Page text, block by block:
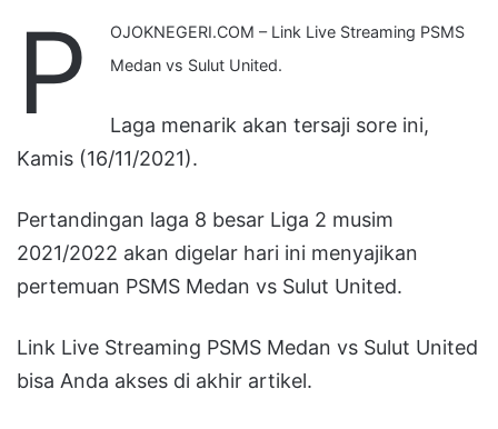
P OJOKNEGERI.COM –Link Live Streaming PSMS
Medan vs Sulut United.
Laga menarik akan tersaji sore ini,
Kamis (16/11/2021).
Pertandingan laga 8 besar Liga 2 musim
2021/2022 akan digelar hari ini menyajikan
pertemuan PSMS Medan vs Sulut United.
Link Live Streaming PSMS Medan vs Sulut United
bisa Anda akses di akhir artikel.